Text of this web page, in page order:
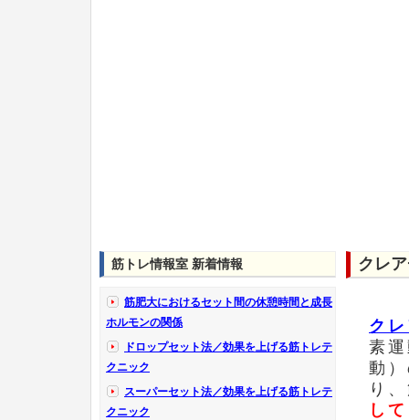
クレ
ク
素
動
り
し
筋トレ情報室 新着情報
筋肥大におけるセット間の休憩時間と成長
ホルモンの関係
ドロップセット法／効果を上げる筋トレテ
クニック
スーパーセット法／効果を上げる筋トレテ
クニック